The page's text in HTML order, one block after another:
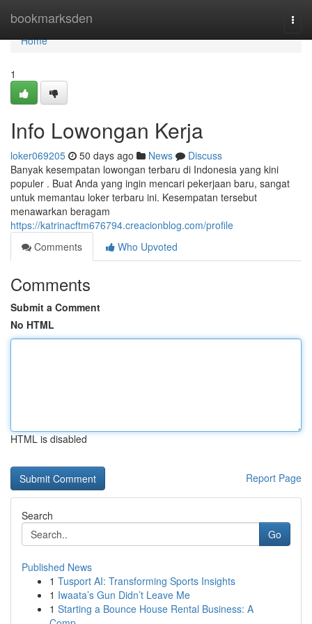
bookmarksden
Home
Home
1
Info Lowongan Kerja
loker069205 50 days ago News
Discuss
Banyak kesempatan lowongan terbaru di Indonesia yang kini
populer . Buat Anda yang ingin mencari pekerjaan baru, sangat
untuk memantau loker terbaru ini. Kesempatan tersebut
menawarkan beragam
https://katrinacftm676794.creacionblog.com/profile
Comments
Who Upvoted
Comments
Submit a Comment
No HTML
HTML is disabled
Report Page
Search
Go
Published News
1 Tusport AI: Transforming Sports Insights
1 Iwaata’s Gun Didn’t Leave Me
1 Starting a Bounce House Rental Business: A